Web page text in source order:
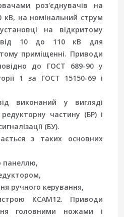
роз'єднувачів на
кВ, на номінальний струм
на відкритому
від 10 до 110 кВ для
приміщенні. Приводи
до ГОСТ 689-90 у
1 за ГОСТ 15150-69 і
виконаний у вигляді
частину (БР) і
(БУ).
з таких основних
панеллю,
ручного керування,
КСАМ12. Приводи
головними ножами і